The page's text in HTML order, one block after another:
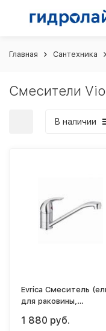
Главная Сантехника
Смесители
В наличии
Evrica Смеситель
для раковины,
1 880 руб.